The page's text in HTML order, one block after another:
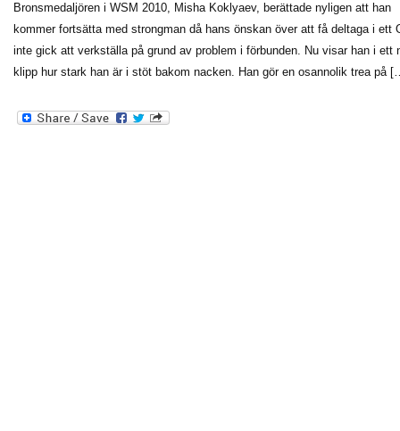
Bronsmedaljören i WSM 2010, Misha Koklyaev, berättade nyligen att han
kommer fortsätta med strongman då hans önskan över att få deltaga i ett
inte gick att verkställa på grund av problem i förbunden. Nu visar han i ett
klipp hur stark han är i stöt bakom nacken. Han gör en osannolik trea på